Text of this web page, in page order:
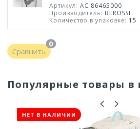
Артикул: АС 86465000
Производитель: BEROSSI
Количество в упаковке: 15
Сравнить
0
Популярные товары в
НЕТ В НАЛИЧИИ